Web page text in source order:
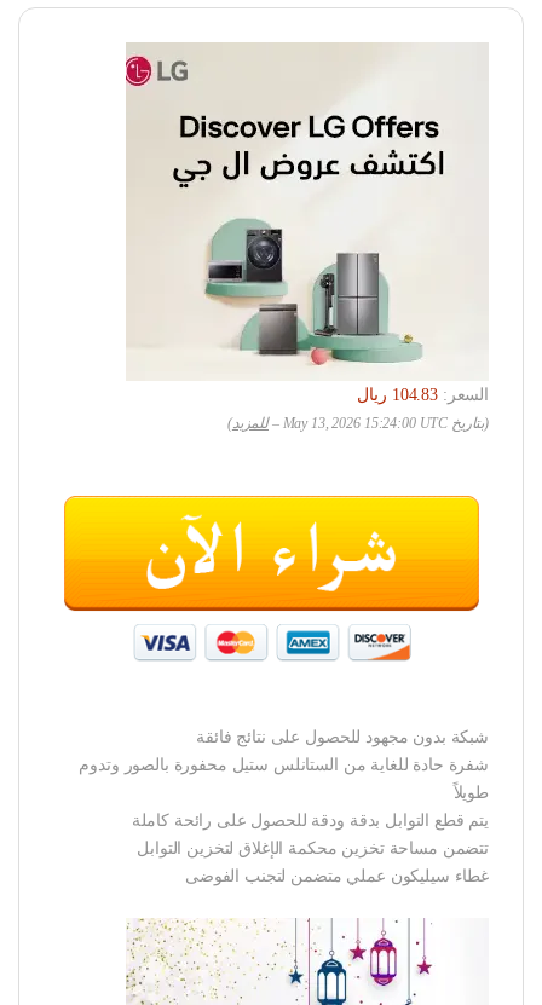
السعر:
‏104.83 ريال
(بتاريخ May 13, 2026 15:24:00 UTC – للمزيد)
شبكة بدون مجهود للحصول على نتائج فائقة
شفرة حادة للغاية من الستانلس ستيل محفورة بالصور وتدوم
طويلاً
يتم قطع التوابل بدقة ودقة للحصول على رائحة كاملة
تتضمن مساحة تخزين محكمة الإغلاق لتخزين التوابل
غطاء سيليكون عملي متضمن لتجنب الفوضى